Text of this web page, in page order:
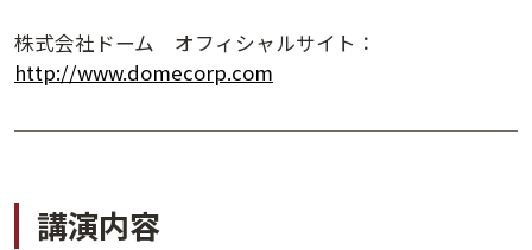
株式会社ドーム オフィシャルサイト：
http://www.domecorp.com
講演内容